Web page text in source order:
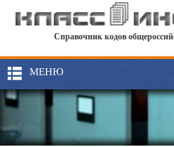
Справочник кодов
МЕНЮ